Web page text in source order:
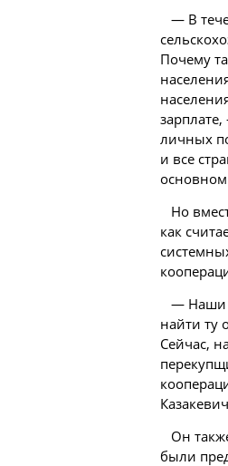
— В
Почему
личных
и все
Но
как
— Наши
найти ту
Сейчас,
Он
были